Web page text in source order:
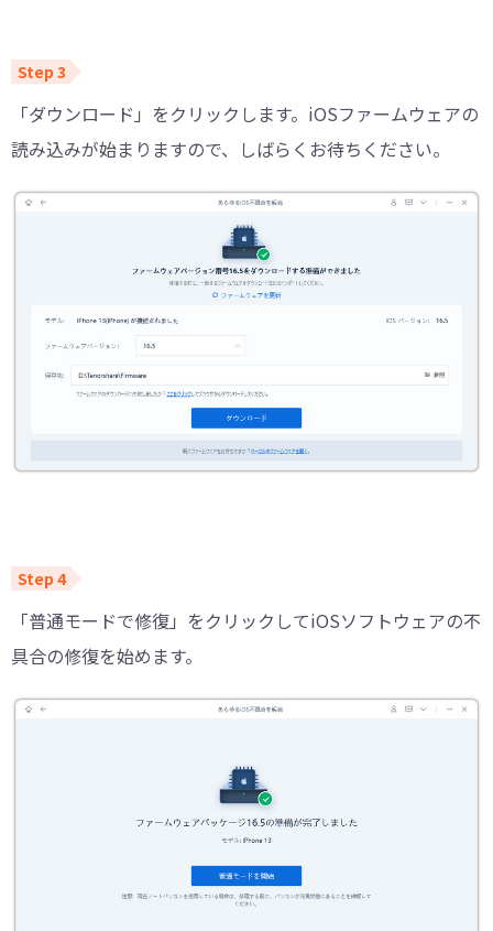
「ダウンロード」をクリックします。iOSファームウェアの
読み込みが始まりますので、しばらくお待ちください。
「普通モードで修復」をクリックしてiOSソフトウェアの不
具合の修復を始めます。